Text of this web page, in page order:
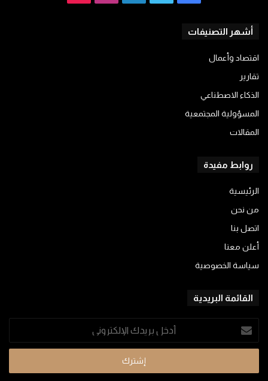
أشهر التصنيفات
اقتصاد وأعمال
تقارير
الذكاء الاصطناعي
المسؤولية المجتمعية
المقالات
روابط مفيدة
الرئيسية
من نحن
اتصل بنا
أعلن معنا
سياسة الخصوصية
القائمة البريدية
أدخل
بريدك
الإلكتروني